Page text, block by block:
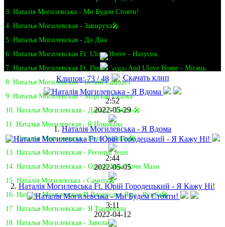
3. Наталія Могилевська - Ми Будем Стояти!
4. Наталья Могилевская - Завируха🎤
5. Наталья Могилевская - До Дна
6. Наталья Могилевская Ft. Ulove Home - Натусик
7. Наталья Могилевская Ft. Daniel Vegas And Ulove Home - Місяць
8. Наталья Могилевская - Белый Самолет
9. Наталья Могилевская - Морская Сказка
10. Наталья Могилевская - Давай З Тобою🎤
11. Наталья Могилевская - Я Покохала
12. Наталья Могилевская - Гімн України🎤
13. Наталья Могилевская - Personal Jesus
14. Наталья Могилевская - Одной Мне Ночи Мало
15. Наталія Могилевська - Самота🎤
16. Наталья Могилевская И Владислав Яма - Румба🎤
17. Наталья Могилевская - Я Танцевала
18. Наталья Могилевская - Завелась
Клипов: 73 / 48 Скачать клип
2:52
2022-05-29
1.Наталія Могилевська - Я Вдома
2:44
2022-05-05
2. Наталія Могилевська Ft. Юрій Городецький - Я Кажу Ні!
3:11
2022-04-12